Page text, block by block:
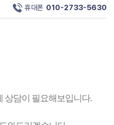
휴대폰 010-2733-5630
상담이 필요해보입니다.